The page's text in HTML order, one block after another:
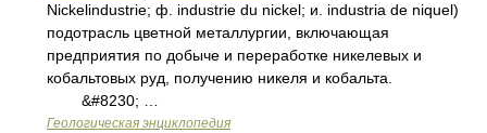
Nickelindustrie; ф. industrie du nickel; и. industria de niquel)
подотрасль цветной металлургии, включающая
предприятия по добыче и переработке никелевых и
кобальтовых руд, получению никеля и кобальта.
&#8230; …
Геологическая энциклопедия